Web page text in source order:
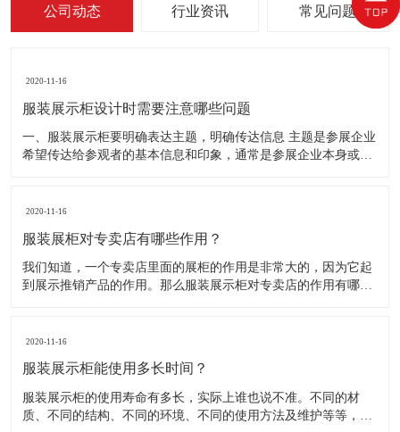
公司动态 行业资讯 常见问题
2020-11-16
服装展示柜设计时需要注意哪些问题
一、服装展示柜要明确表达主题，明确传达信息 主题是参展企业
希望传达给参观者的基本信息和印象，通常是参展企业本身或产
2020-11-16
服装展柜对专卖店有哪些作用？
我们知道，一个专卖店里面的展柜的作用是非常大的，因为它起
到展示推销产品的作用。那么服装展示柜对专卖店的作用有哪些
陈列展示商品。把商品的风采展现在消费者面前，使消费者对商
2020-11-16
服装展示柜能使用多长时间？
服装展示柜的使用寿命有多长，实际上谁也说不准。不同的材
质、不同的结构、不同的环境、不同的使用方法及维护等等，都